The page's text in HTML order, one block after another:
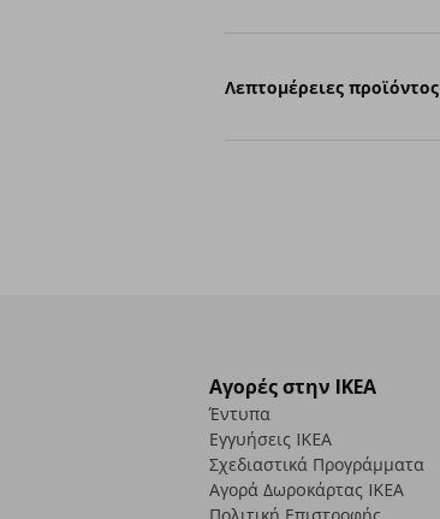
Λεπτομέρειες προϊόντος
Αγορές στην IKEA
Έντυπα
Εγγυήσεις IKEA
Σχεδιαστικά Προγράμματα
Αγορά Δωρoκάρτας IKEA